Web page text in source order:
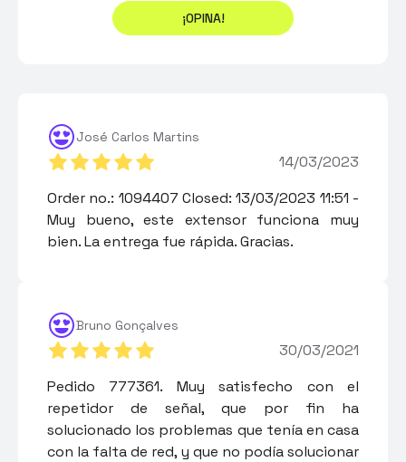
¡OPINA!
José Carlos Martins
14/03/2023
Order no.: 1094407 Closed: 13/03/2023 11:51 -
Muy bueno, este extensor funciona muy
bien. La entrega fue rápida. Gracias.
Bruno Gonçalves
30/03/2021
Pedido 777361. Muy satisfecho con el
repetidor de señal, que por fin ha
solucionado los problemas que tenía en casa
con la falta de red, y que no podía solucionar